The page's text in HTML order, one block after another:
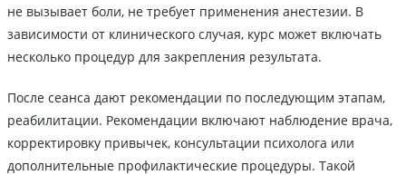
не вызывает боли, не требует применения анестезии. В
зависимости от клинического случая, курс может включать
несколько процедур для закрепления результата.
После сеанса дают рекомендации по последующим этапам,
реабилитации. Рекомендации включают наблюдение врача,
корректировку привычек, консультации психолога или
дополнительные профилактические процедуры. Такой